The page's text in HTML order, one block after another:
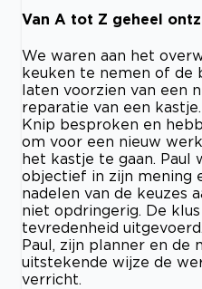
Van A tot Z geheel
We waren aan het
keuken te nemen of de
laten voorzien van een
reparatie van een
Knip besproken en
om voor een nieuw
het kastje te gaan. Paul
objectief in zijn mening
nadelen van de keuzes
niet opdringerig. De
tevredenheid
Paul, zijn planner en de
uitstekende wijze de
verricht.